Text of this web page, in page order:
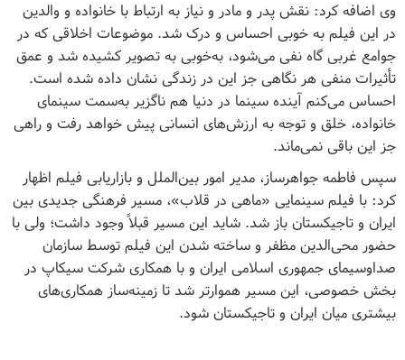
وی اضافه کرد: نقش پدر و مادر و نیاز به ارتباط با خانواده و والدین
در این فیلم به خوبی احساس و درک شد. موضوعات اخلاقی که در
جوامع غربی گاه نفی می‌شود، به‌خوبی به تصویر کشیده شد و عمق
تأثیرات منفی‌ هر نگاهی جز این در زندگی نشان داده شده است.
احساس می‌کنم آینده سینما در دنیا هم ناگزیر به‌سمت سینمای
خانواده، خلق و توجه به ارزش‌های انسانی پیش خواهد رفت و راهی
جز این باقی نمی‌ماند.
سپس فاطمه جواهر‌ساز، مدیر امور بین‌الملل و بازاریابی فیلم اظهار
کرد: با فیلم سینمایی «ماهی در قلاب»، مسیر فرهنگی جدیدی بین
ایران و تاجیکستان باز شد. شاید این مسیر قبلاً وجود داشت؛ ولی با
حضور محی‌الدین مظفر و ساخته شدن این فیلم توسط سازمان
صداوسیمای جمهوری اسلامی ایران و با همکاری شرکت سیکاپ در
بخش خصوصی، این مسیر هموارتر شد تا زمینه‌ساز همکاری‌های
بیشتری میان ایران و تاجیکستان شود.